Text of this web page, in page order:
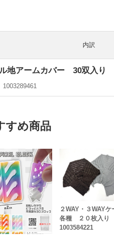
内訳
地アームカバー 30双入り
1003289461
すめ商品
２WAY・３WAYケ
各種 ２０枚入り
1003584221